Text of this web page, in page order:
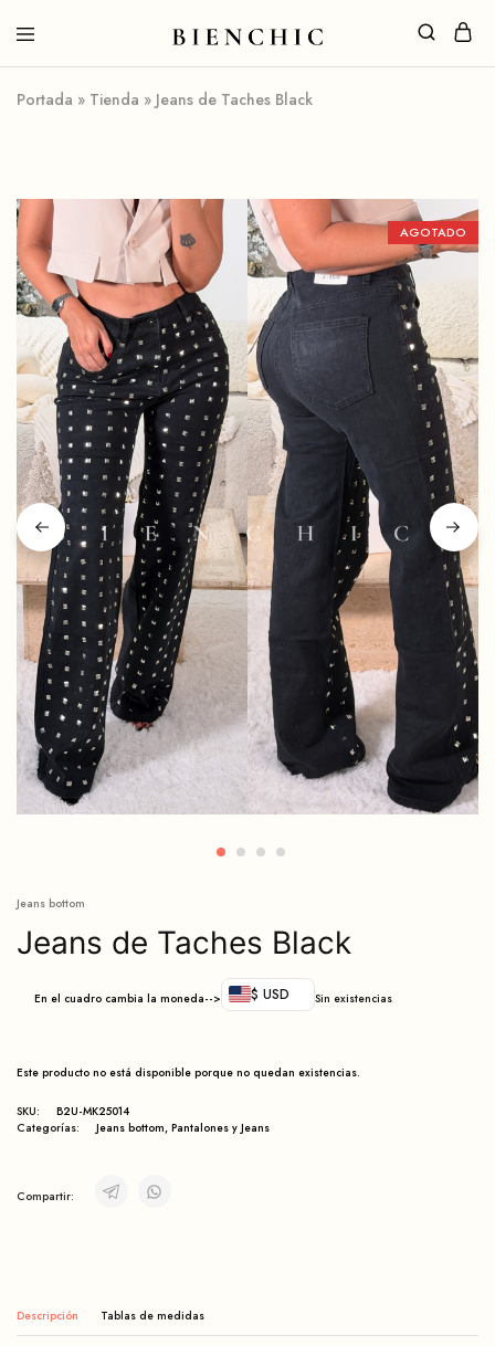
Portada » Tienda » Jeans de Taches Black
AGOTADO
Jeans bottom
Jeans de Taches Black
En el cuadro cambia la moneda--> $ USD Sin existencias
Este producto no está disponible porque no quedan existencias.
SKU:
B2U-MK25014
Categorías:
Jeans bottom, Pantalones y Jeans
Compartir:
Descripción